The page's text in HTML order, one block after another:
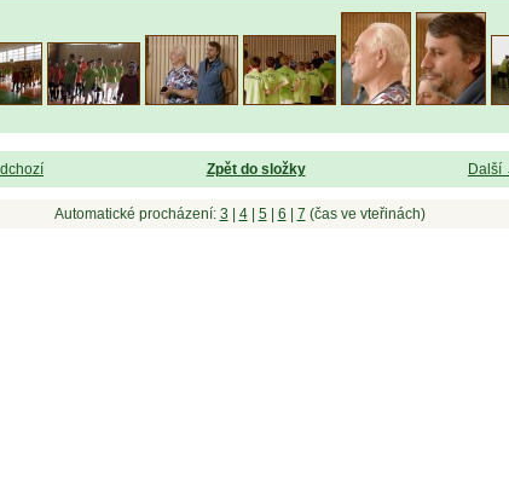
Další
Zpět do složky
Automatické procházení: 3 4| 5| 6 7 (čas ve vteřinách)